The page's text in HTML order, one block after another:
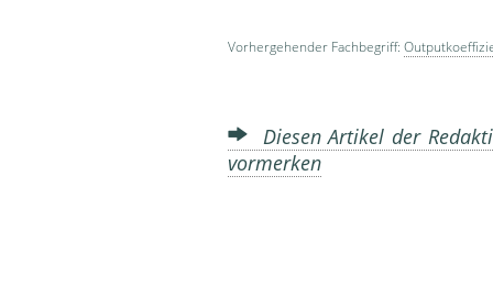
Vorhergehender Fachbegriff:
Diesen Artikel der
vormerken